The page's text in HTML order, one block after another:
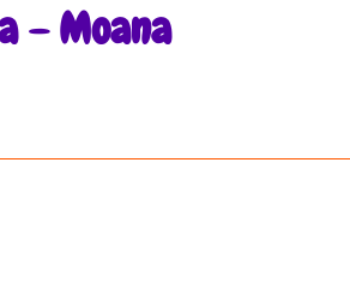
– Moana